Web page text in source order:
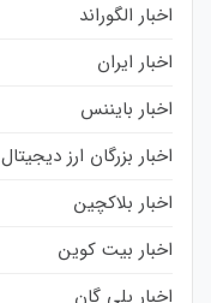
اخبار الگوراند
اخبار ایران
اخبار بایننس
اخبار بزرگان ارز دیجیتال
اخبار بلاکچین
اخبار بیت کوین
اخبار پلی گان